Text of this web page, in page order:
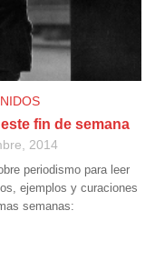
fin de semana
2014
periodismo para leer
ejemplos y curaciones
semanas: